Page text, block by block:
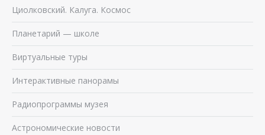
Циолковский. Калуга. Космос
Планетарий — школе
Виртуальные туры
Интерактивные панорамы
Радиопрограммы музея
Астрономические новости